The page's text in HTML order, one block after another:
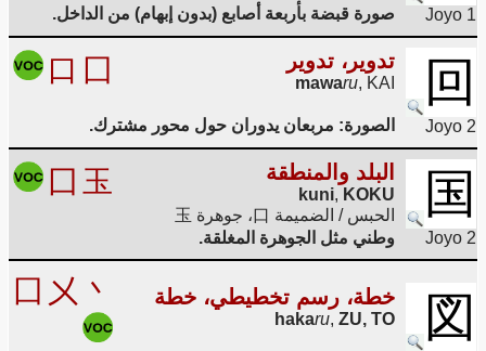
Joyo 1 صورة قبضة بأربعة أصابع (بدون إبهام) من الداخل.
回
Joyo 2
تدوير، تدوير
mawaru, KAI
口 囗
الصورة: مربعان يدوران حول محور مشترك.
国
Joyo 2
البلد والمنطقة
kuni, KOKU
囗 玉
الحبس / الضميمة 口، جوهرة 玉
وطني مثل الجوهرة المغلقة.
図 خطة، رسم تخطيطي، خطة
hakaru, ZU, TO
囗 㐅 丶